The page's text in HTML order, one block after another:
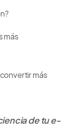
de tu e-
más
más